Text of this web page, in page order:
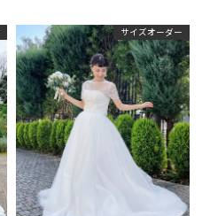
サイズオーダー